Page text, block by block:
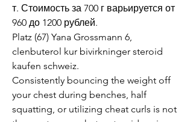
т. Стоимость за 700 г варьируется от
960 до 1200 рублей.
Platz (67) Yana Grossmann 6,
clenbuterol kur bivirkninger steroid
kaufen schweiz.
Consistently bouncing the weight off
your chest during benches, half
squatting, or utilizing cheat curls is not